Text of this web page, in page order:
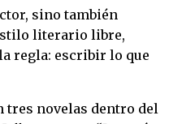
sino también
literario libre,
regla: escribir lo que
tres novelas dentro del